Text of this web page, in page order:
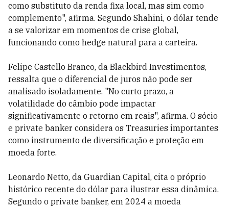
como substituto da renda fixa local, mas sim como
complemento", afirma. Segundo Shahini, o dólar tende
a se valorizar em momentos de crise global,
funcionando como hedge natural para a carteira.
Felipe Castello Branco, da Blackbird Investimentos,
ressalta que o diferencial de juros não pode ser
analisado isoladamente. "No curto prazo, a
volatilidade do câmbio pode impactar
significativamente o retorno em reais", afirma. O sócio
e private banker considera os Treasuries importantes
como instrumento de diversificação e proteção em
moeda forte.
Leonardo Netto, da Guardian Capital, cita o próprio
histórico recente do dólar para ilustrar essa dinâmica.
Segundo o private banker, em 2024 a moeda